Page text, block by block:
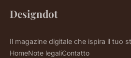
Designdot
Il magazine digitale che ispira il tuo
HomeNote legaliContatto